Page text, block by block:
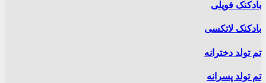
بادکنک فویلی
بادکنک لاتکسی
تم تولد دخترانه
تم تولد پسرانه